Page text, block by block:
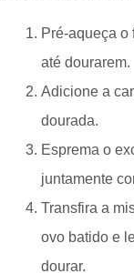
Pré-aqueça o
até dourarem.
Adicione a
dourada.
Esprema o
juntamente
Transfira a
ovo batido e
dourar.